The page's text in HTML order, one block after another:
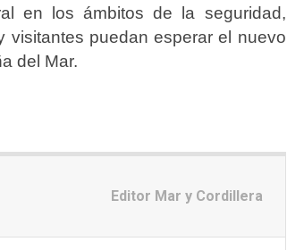
en los ámbitos de la seguridad,
visitantes puedan esperar el nuevo
del Mar.
Editor Mar y Cordillera